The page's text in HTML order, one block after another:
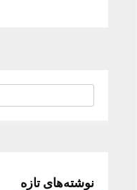
نوشته‌های تازه